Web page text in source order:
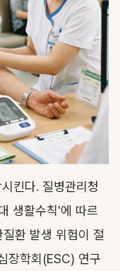
킨다. 질병관리청
생활수칙'에 따르
환 발생 위험이 절
장학회(ESC) 연구